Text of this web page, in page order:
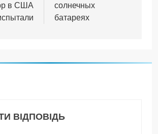
в США
солнечных
батареях
ВІДПОВІДЬ